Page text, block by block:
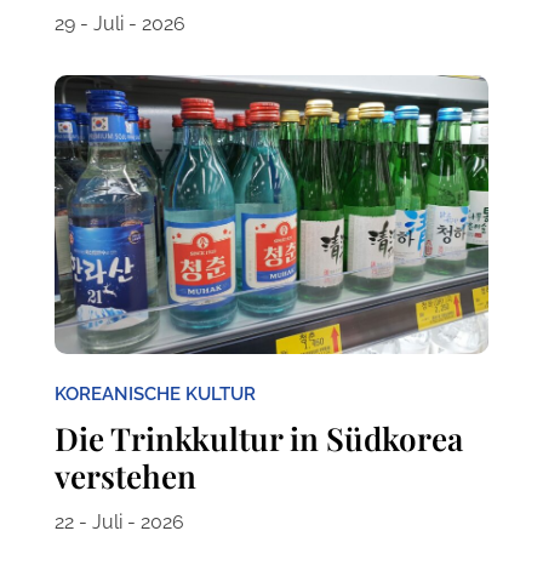
29 - Juli - 2026
KOREANISCHE KULTUR
Die Trinkkultur in Südkorea
verstehen
22 - Juli - 2026